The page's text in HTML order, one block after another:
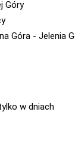
Góry
Góra - Jelenia
w dniach